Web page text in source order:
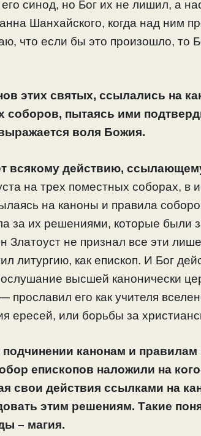
синод, но Бог их не лишил, а
Шанхайского, когда над ним
что если бы это произошло, то
этих святых, ссылались на
соборов, пытаясь ими
воля Божия.
всякому действию,
на трех поместных соборах, в
на каноны и правила
за их решениями, которые были
Златоуст не признал все эти
литургию, как епископ. И Бог
высшей канонически
прославил его как учителя
ересей, или борьбы за
канонам и
епископов наложили на
свои действия ссылками на
этим решениям. Такие
– магия.